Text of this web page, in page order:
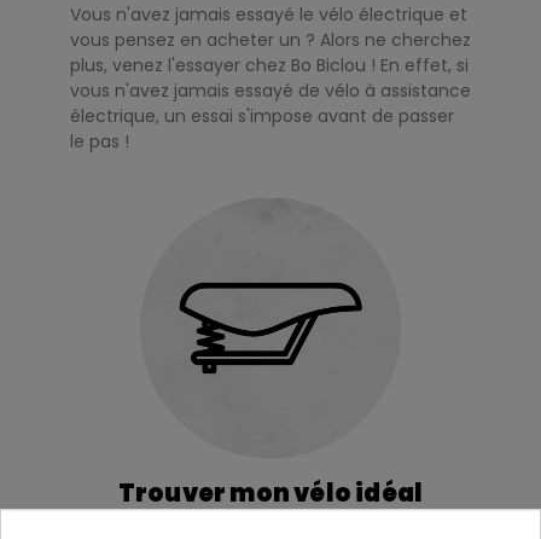
Vous n'avez jamais essayé le vélo électrique et
vous pensez en acheter un ? Alors ne cherchez
plus, venez l'essayer chez Bo Biclou ! En effet, si
vous n'avez jamais essayé de vélo à assistance
électrique, un essai s'impose avant de passer
le pas !
Trouver mon vélo idéal